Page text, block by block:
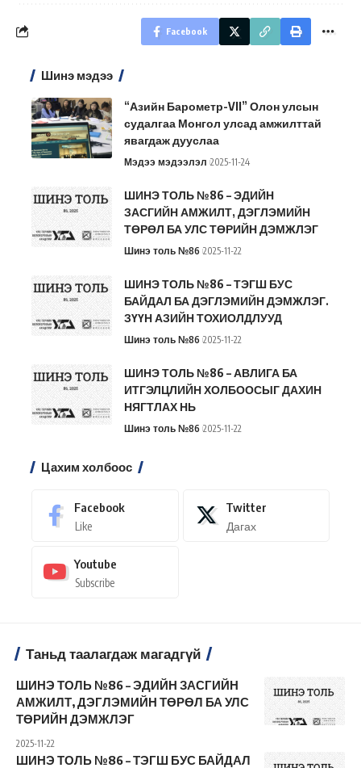
Facebook
Шинэ мэдээ
“Азийн Барометр-VII” Олон улсын
судалгаа Монгол улсад амжилттай
явагдаж дууслаа
Мэдээ мэдээлэл 2025-11-24
ШИНЭ ТОЛЬ №86 – ЭДИЙН
ЗАСГИЙН АМЖИЛТ, ДЭГЛЭМИЙН
ТӨРӨЛ БА УЛС ТӨРИЙН ДЭМЖЛЭГ
Шинэ толь №86 2025-11-22
ШИНЭ ТОЛЬ №86 – ТЭГШ БУС
БАЙДАЛ БА ДЭГЛЭМИЙН ДЭМЖЛЭГ.
ЗҮҮН АЗИЙН ТОХИОЛДЛУУД
Шинэ толь №86 2025-11-22
ШИНЭ ТОЛЬ №86 – АВЛИГА БА
ИТГЭЛЦЛИЙН ХОЛБООСЫГ ДАХИН
НЯГТЛАХ НЬ
Шинэ толь №86 2025-11-22
Цахим холбоос
Facebook
Like
Twitter
Дагах
Youtube
Subscribe
Таньд таалагдаж магадгүй
ШИНЭ ТОЛЬ №86 – ЭДИЙН ЗАСГИЙН
АМЖИЛТ, ДЭГЛЭМИЙН ТӨРӨЛ БА УЛС
ТӨРИЙН ДЭМЖЛЭГ
2025-11-22
ШИНЭ ТОЛЬ №86 – ТЭГШ БУС БАЙДАЛ